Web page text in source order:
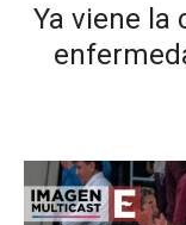
Ya viene la